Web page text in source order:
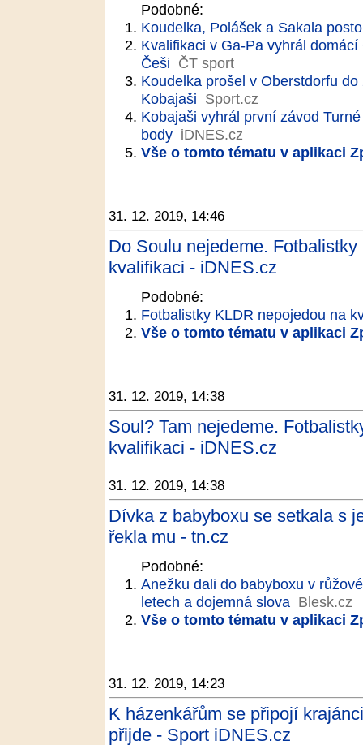
Podobné:
Koudelka, Polášek a Sakala
Kvalifikaci v Ga-Pa vyhrál
Češi ČT sport
Koudelka prošel v Oberstdorfu
Kobajaši Sport.cz
Kobajaši vyhrál první závod
body iDNES.cz
Vše o tomto tématu v aplikaci
31. 12. 2019, 14:46
Do Soulu nejedeme.
kvalifikaci - iDNES.cz
Podobné:
Fotbalistky KLDR nepojedou na
Vše o tomto tématu v aplikaci
31. 12. 2019, 14:38
Soul? Tam nejedeme.
kvalifikaci - iDNES.cz
31. 12. 2019, 14:38
Dívka z babyboxu se setkala s
řekla mu - tn.cz
Podobné:
Anežku dali do babyboxu v
letech a dojemná slova Blesk.cz
Vše o tomto tématu v aplikaci
31. 12. 2019, 14:23
K házenkářům se připojí
přijde - Sport iDNES.cz